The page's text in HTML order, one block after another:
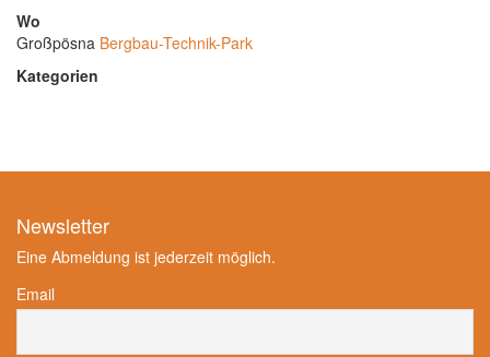
Wo
Großpösna Bergbau-Technik-Park
Kategorien
Newsletter
Eine Abmeldung ist jederzeit möglich.
Email